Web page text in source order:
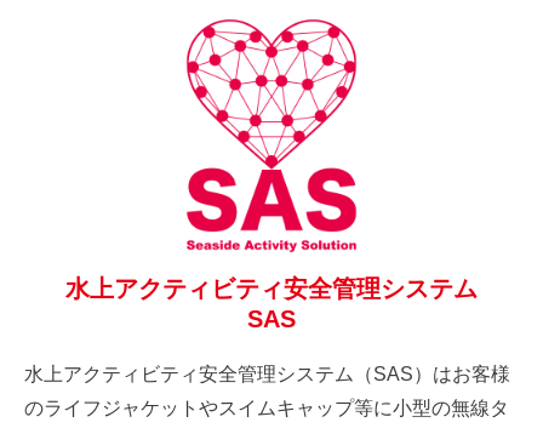
水上アクティビティ安全管理システム
SAS
水上アクティビティ安全管理システム（SAS）はお客様
のライフジャケットやスイムキャップ等に小型の無線タ